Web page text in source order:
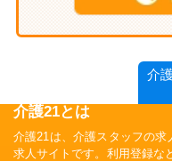
介
介護21とは
介護21は、介護スタッフの
求人サイトです。利用登録な